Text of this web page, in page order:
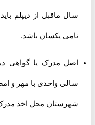
سال ماقبل از دیپلم باید
نامی یکسان باشد.
اصل مدرک یا گواهی
سالی واحدی با مهر و
شهرستان محل اخذ مدرک